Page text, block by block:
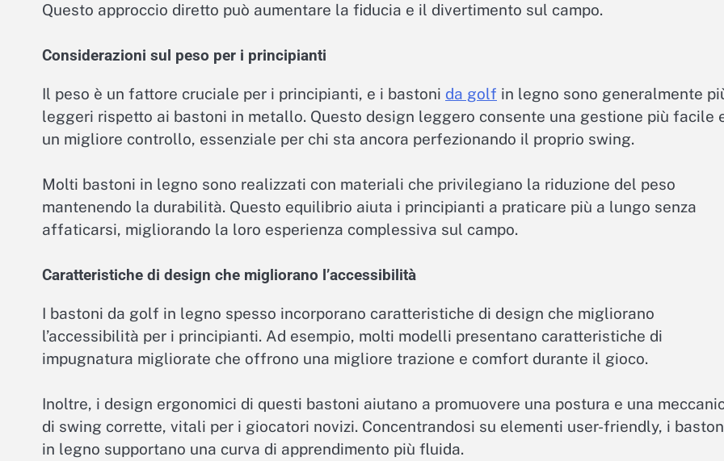
Questo approccio diretto può aumentare la fiducia e il divertimento sul campo.
Considerazioni sul peso per i principianti
Il peso è un fattore cruciale per i principianti, e i bastoni da golf in legno sono generalmente
leggeri rispetto ai bastoni in metallo. Questo design leggero consente una gestione più facile
un migliore controllo, essenziale per chi sta ancora perfezionando il proprio swing.
Molti bastoni in legno sono realizzati con materiali che privilegiano la riduzione del peso
mantenendo la durabilità. Questo equilibrio aiuta i principianti a praticare più a lungo senza
affaticarsi, migliorando la loro esperienza complessiva sul campo.
Caratteristiche di design che migliorano l’accessibilità
I bastoni da golf in legno spesso incorporano caratteristiche di design che migliorano
l’accessibilità per i principianti. Ad esempio, molti modelli presentano caratteristiche di
impugnatura migliorate che offrono una migliore trazione e comfort durante il gioco.
Inoltre, i design ergonomici di questi bastoni aiutano a promuovere una postura e una
di swing corrette, vitali per i giocatori novizi. Concentrandosi su elementi user-friendly, i
in legno supportano una curva di apprendimento più fluida.